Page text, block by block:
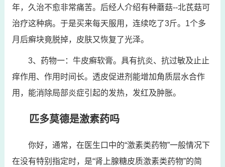
年，久治不愈非常痛苦。后经人介绍有种蘑菇--北芪菇可
治疗这种病。于是买来每天服用，连续吃了3斤。1个多
月后癣块竟脱掉，皮肤又恢复了光泽。
3、药物一：牛皮癣软膏。具有抗炎、抗过敏及止止
痒作用、作用时间长。透皮促进剂能增加角质层水合作
用，能消除局部炎症引起的发热，发红及肿胀。
匹多莫德是激素药吗
你好，通常，在医生口中的“激素类药物”一般情况下
在没有特别指定时，是“肾上腺糖皮质激素类药物”的简